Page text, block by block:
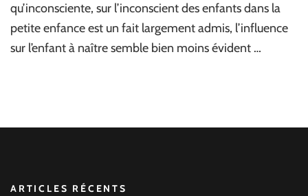
qu’inconsciente, sur l’inconscient des enfants dans la
petite enfance est un fait largement admis, l’influence
sur l’enfant à naître semble bien moins évident …
ARTICLES RÉCENTS